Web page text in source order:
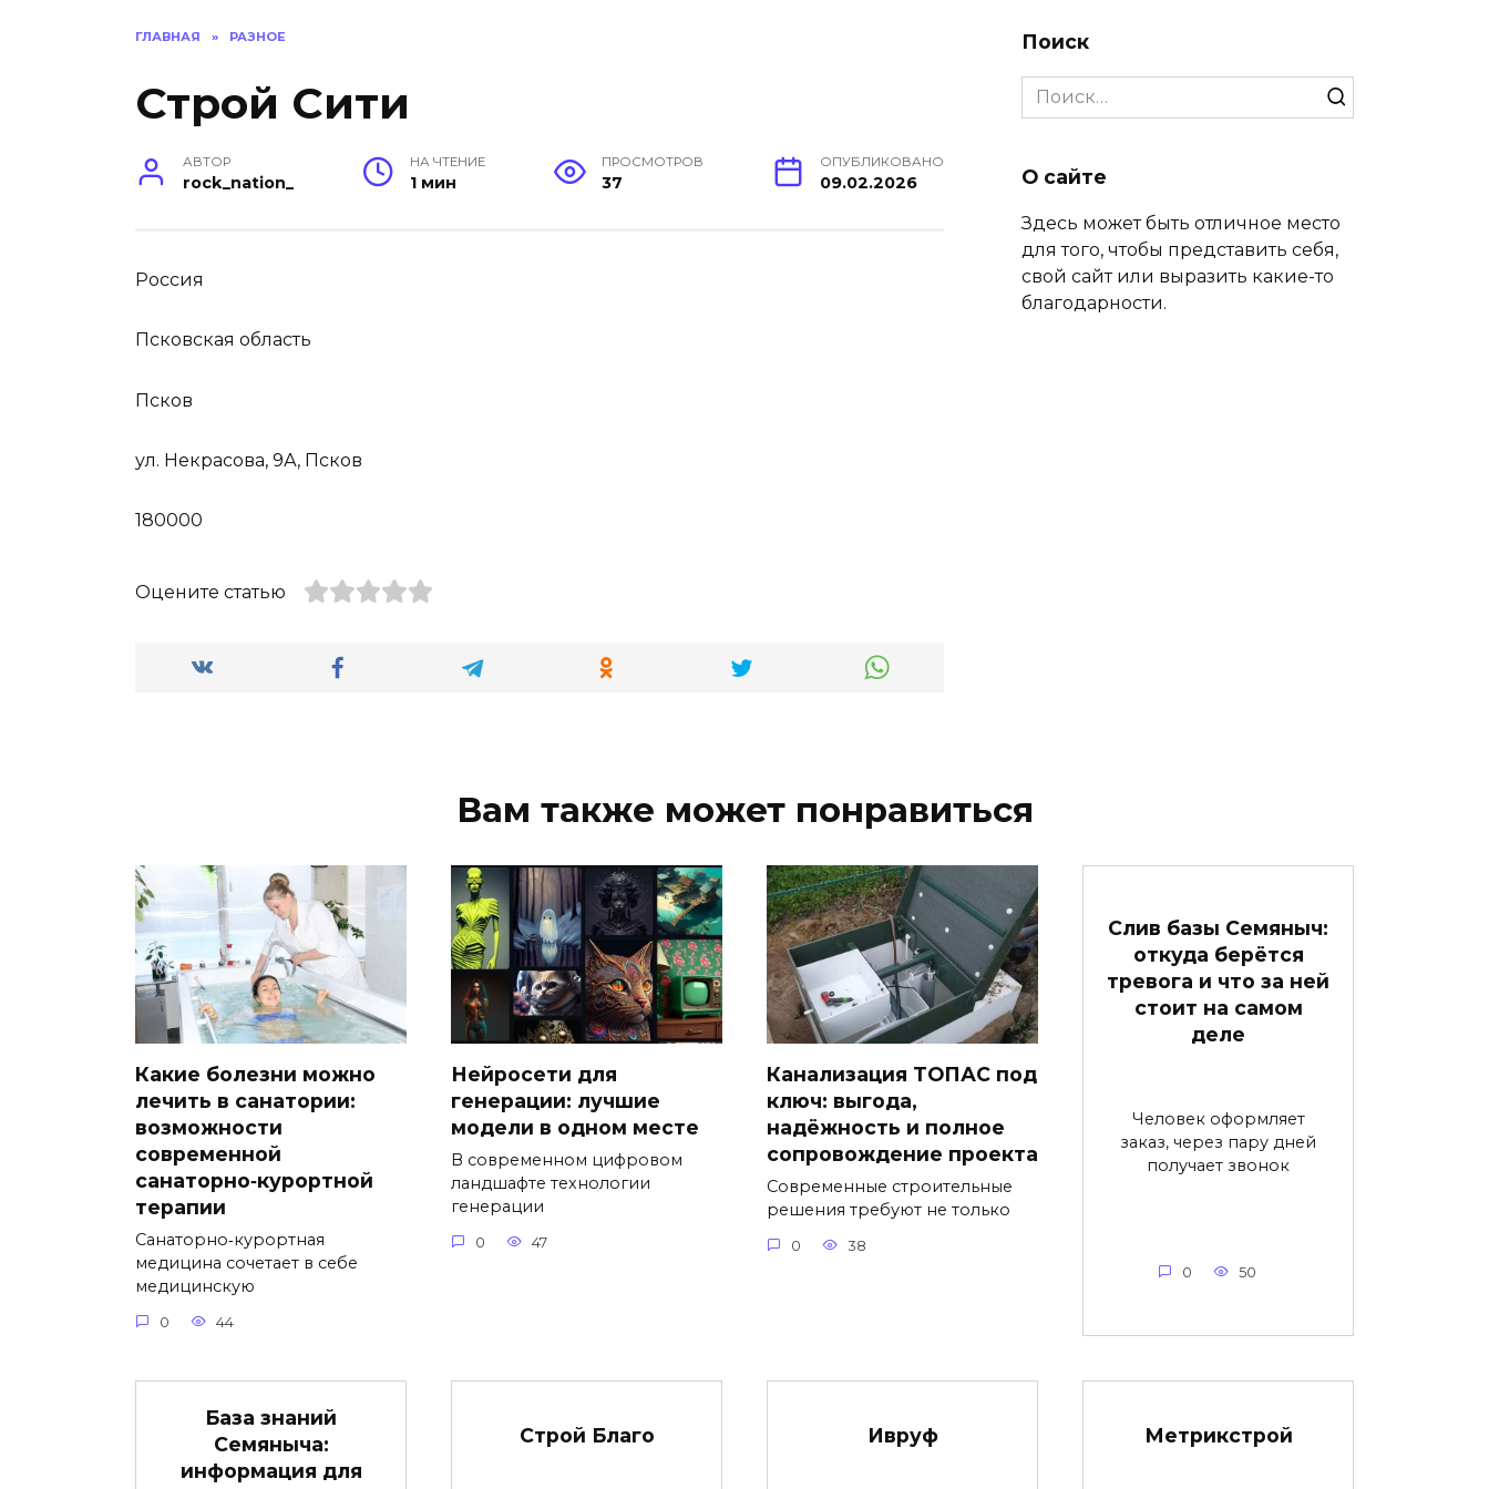
ГЛАВНАЯ » РАЗНОЕ
Строй Сити
АВТОР
rock_nation_
НА ЧТЕНИЕ
1 мин
ПРОСМОТРОВ
37
ОПУБЛИКОВАНО
09.02.2026
Россия
Псковская область
Псков
ул. Некрасова, 9А, Псков
180000
Оцените статью
Поиск
Search
for:
О сайте
Здесь может быть отличное место
для того, чтобы представить себя,
свой сайт или выразить какие-то
благодарности.
Вам также может понравиться
Какие болезни можно
лечить в санатории:
возможности
современной
санаторно‑курортной
терапии
Санаторно‑курортная
медицина сочетает в себе
медицинскую
0 44
Нейросети для
генерации: лучшие
модели в одном месте
В современном цифровом
ландшафте технологии
генерации
0 47
Канализация ТОПАС под
ключ: выгода,
надёжность и полное
сопровождение проекта
Современные строительные
решения требуют не только
0 38
Слив базы Семяныч:
откуда берётся
тревога и что за ней
стоит на самом
деле
Человек оформляет
заказ, через пару дней
получает звонок
0 50
База знаний
Семяныча:
информация для
Строй Благо Ивруф Метрикстрой